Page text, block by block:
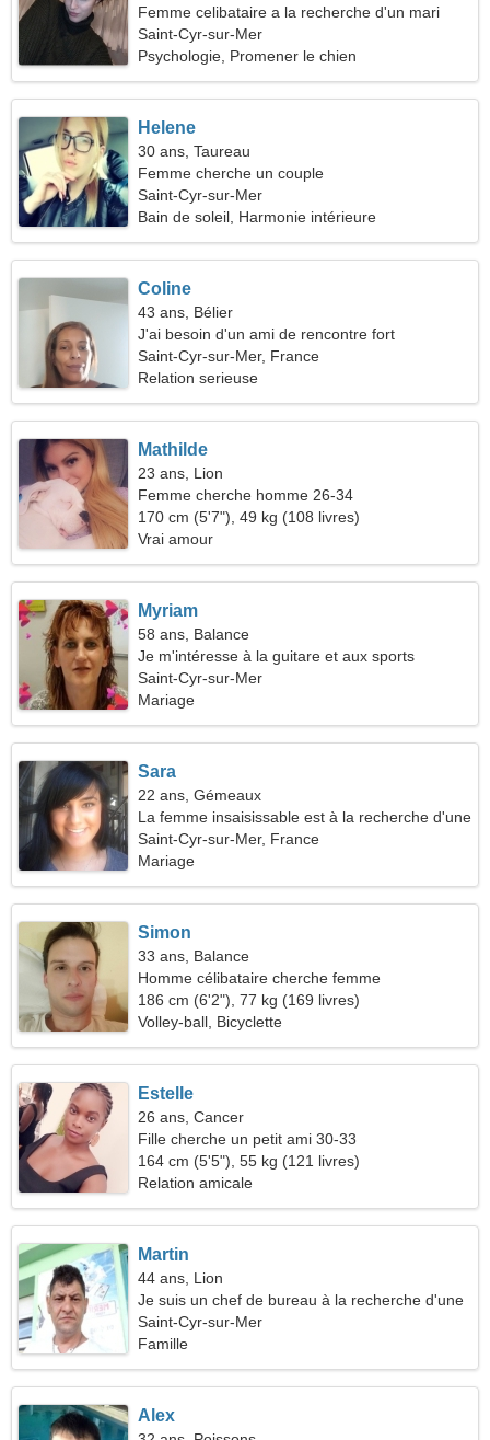
Femme celibataire a la recherche d'un mari
Saint-Cyr-sur-Mer
Psychologie, Promener le chien
Helene
30 ans, Taureau
Femme cherche un couple
Saint-Cyr-sur-Mer
Bain de soleil, Harmonie intérieure
Coline
43 ans, Bélier
J'ai besoin d'un ami de rencontre fort
Saint-Cyr-sur-Mer, France
Relation serieuse
Mathilde
23 ans, Lion
Femme cherche homme 26-34
170 cm (5'7"), 49 kg (108 livres)
Vrai amour
Myriam
58 ans, Balance
Je m'intéresse à la guitare et aux sports
Saint-Cyr-sur-Mer
Mariage
Sara
22 ans, Gémeaux
La femme insaisissable est à la recherche d'une
vraie relation
Saint-Cyr-sur-Mer, France
Mariage
Simon
33 ans, Balance
Homme célibataire cherche femme
186 cm (6'2"), 77 kg (169 livres)
Volley-ball, Bicyclette
Estelle
26 ans, Cancer
Fille cherche un petit ami 30-33
164 cm (5'5"), 55 kg (121 livres)
Relation amicale
Martin
44 ans, Lion
Je suis un chef de bureau à la recherche d'une
femme formidable
Saint-Cyr-sur-Mer
Famille
Alex